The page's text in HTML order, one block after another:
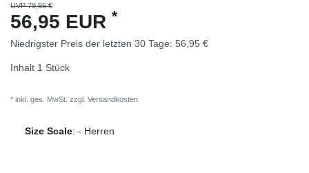
UVP 79,95 €
56,95 EUR *
Niedrigster Preis der letzten 30 Tage: 56,95 €
Inhalt 1 Stück
* inkl. ges. MwSt. zzgl. Versandkosten
Size Scale: - Herren